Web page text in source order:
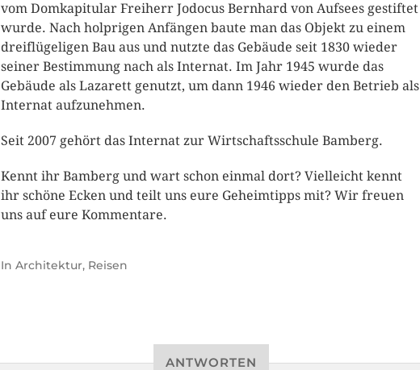
vom Domkapitular Freiherr Jodocus Bernhard von Aufsees gestiftet
wurde. Nach holprigen Anfängen baute man das Objekt zu einem
dreiflügeligen Bau aus und nutzte das Gebäude seit 1830 wieder
seiner Bestimmung nach als Internat. Im Jahr 1945 wurde das
Gebäude als Lazarett genutzt, um dann 1946 wieder den Betrieb als
Internat aufzunehmen.
Seit 2007 gehört das Internat zur Wirtschaftsschule Bamberg.
Kennt ihr Bamberg und wart schon einmal dort? Vielleicht kennt
ihr schöne Ecken und teilt uns eure Geheimtipps mit? Wir freuen
uns auf eure Kommentare.
In Architektur, Reisen
ANTWORTEN